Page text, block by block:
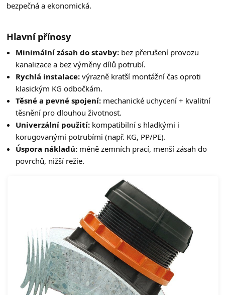
bezpečná a ekonomická.
Hlavní přínosy
Minimální zásah do stavby: bez přerušení provozu
kanalizace a bez výměny dílů potrubí.
Rychlá instalace: výrazně kratší montážní čas oproti
klasickým KG odbočkám.
Těsné a pevné spojení: mechanické uchycení + kvalitní
těsnění pro dlouhou životnost.
Univerzální použití: kompatibilní s hladkými i
korugovanými potrubími (např. KG, PP/PE).
Úspora nákladů: méně zemních prací, menší zásah do
povrchů, nižší režie.